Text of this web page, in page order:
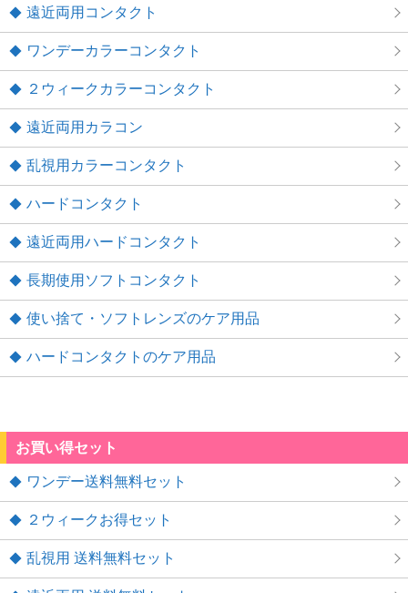
遠近両用コンタクト
ワンデーカラーコンタクト
２ウィークカラーコンタクト
遠近両用カラコン
乱視用カラーコンタクト
ハードコンタクト
遠近両用ハードコンタクト
長期使用ソフトコンタクト
使い捨て・ソフトレンズのケア用品
ハードコンタクトのケア用品
お買い得セット
ワンデー送料無料セット
２ウィークお得セット
乱視用 送料無料セット